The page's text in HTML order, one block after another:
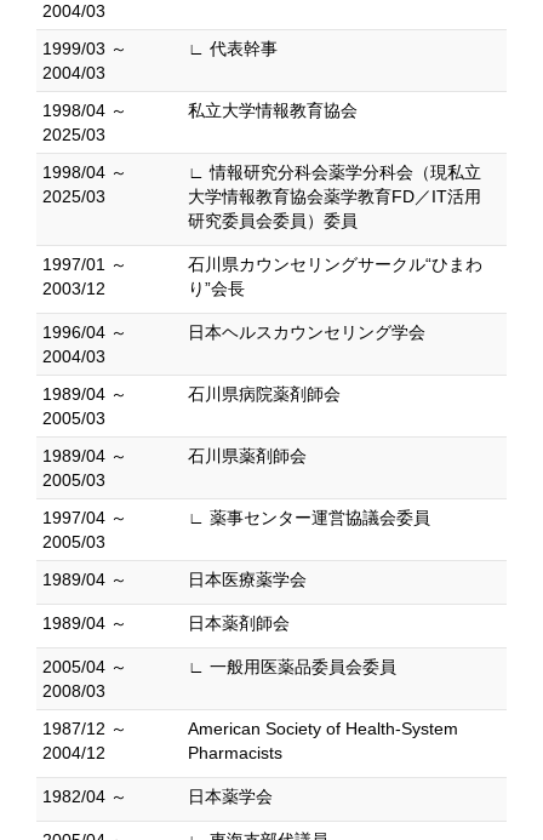
2004/03
1999/03 ～
2004/03
∟ 代表幹事
1998/04 ～
2025/03
私立大学情報教育協会
1998/04 ～
2025/03
∟ 情報研究分科会薬学分科会（現私立
大学情報教育協会薬学教育FD／IT活用
研究委員会委員）委員
1997/01 ～
2003/12
石川県カウンセリングサークル“ひまわ
り”会長
1996/04 ～
2004/03
日本ヘルスカウンセリング学会
1989/04 ～
2005/03
石川県病院薬剤師会
1989/04 ～
2005/03
石川県薬剤師会
1997/04 ～
2005/03
∟ 薬事センター運営協議会委員
1989/04 ～ 日本医療薬学会
1989/04 ～ 日本薬剤師会
2005/04 ～
2008/03
∟ 一般用医薬品委員会委員
1987/12 ～
2004/12
American Society of Health-System
Pharmacists
1982/04 ～ 日本薬学会